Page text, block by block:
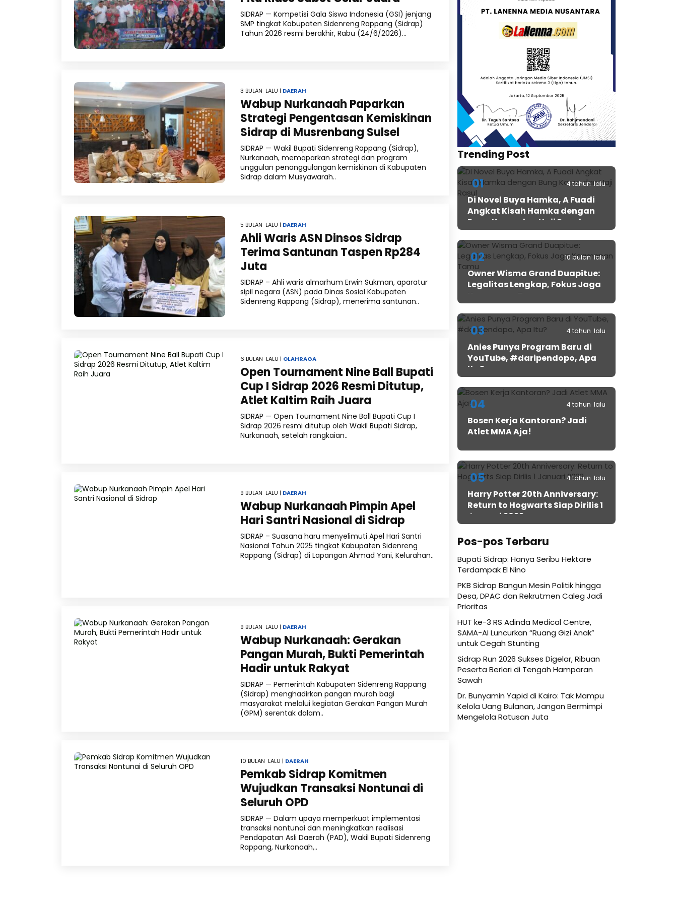
SIDRAP — Kompetisi Gala Siswa Indonesia (GSI) jenjang
SMP tingkat Kabupaten Sidenreng Rappang (Sidrap)
Tahun 2026 resmi berakhir, Rabu (24/6/2026)...
3 BULAN LALU | DAERAH
Wabup Nurkanaah Paparkan
Strategi Pengentasan Kemiskinan
Sidrap di Musrenbang Sulsel
SIDRAP — Wakil Bupati Sidenreng Rappang (Sidrap),
Nurkanaah, memaparkan strategi dan program
unggulan penanggulangan kemiskinan di Kabupaten
Sidrap dalam Musyawarah..
5 BULAN LALU | DAERAH
Ahli Waris ASN Dinsos Sidrap
Terima Santunan Taspen Rp284
Juta
SIDRAP – Ahli waris almarhum Erwin Sukman, aparatur
sipil negara (ASN) pada Dinas Sosial Kabupaten
Sidenreng Rappang (Sidrap), menerima santunan..
6 BULAN LALU | OLAHRAGA
Open Tournament Nine Ball Bupati
Cup I Sidrap 2026 Resmi Ditutup,
Atlet Kaltim Raih Juara
SIDRAP — Open Tournament Nine Ball Bupati Cup I
Sidrap 2026 resmi ditutup oleh Wakil Bupati Sidrap,
Nurkanaah, setelah rangkaian..
9 BULAN LALU | DAERAH
Wabup Nurkanaah Pimpin Apel
Hari Santri Nasional di Sidrap
SIDRAP – Suasana haru menyelimuti Apel Hari Santri
Nasional Tahun 2025 tingkat Kabupaten Sidenreng
Rappang (Sidrap) di Lapangan Ahmad Yani, Kelurahan..
9 BULAN LALU | DAERAH
Wabup Nurkanaah: Gerakan
Pangan Murah, Bukti Pemerintah
Hadir untuk Rakyat
SIDRAP — Pemerintah Kabupaten Sidenreng Rappang
(Sidrap) menghadirkan pangan murah bagi
masyarakat melalui kegiatan Gerakan Pangan Murah
(GPM) serentak dalam..
10 BULAN LALU | DAERAH
Pemkab Sidrap Komitmen
Wujudkan Transaksi Nontunai di
Seluruh OPD
SIDRAP — Dalam upaya memperkuat implementasi
transaksi nontunai dan meningkatkan realisasi
Pendapatan Asli Daerah (PAD), Wakil Bupati Sidenreng
Rappang, Nurkanaah,..
Trending Post
01 4 tahun lalu
Di Novel Buya Hamka, A Fuadi
Angkat Kisah Hamka dengan
Bung Karno dan Haji Rasul
02 10 bulan lalu
Owner Wisma Grand Duapitue:
Legalitas Lengkap, Fokus Jaga
Keamanan Tamu
03 4 tahun lalu
Anies Punya Program Baru di
YouTube, #daripendopo, Apa
Itu?
04 4 tahun lalu
Bosen Kerja Kantoran? Jadi
Atlet MMA Aja!
05 4 tahun lalu
Harry Potter 20th Anniversary:
Return to Hogwarts Siap Dirilis 1
Januari 2022
Pos-pos Terbaru
Bupati Sidrap: Hanya Seribu Hektare
Terdampak El Nino
PKB Sidrap Bangun Mesin Politik hingga
Desa, DPAC dan Rekrutmen Caleg Jadi
Prioritas
HUT ke-3 RS Adinda Medical Centre,
SAMA-AI Luncurkan “Ruang Gizi Anak”
untuk Cegah Stunting
Sidrap Run 2026 Sukses Digelar, Ribuan
Peserta Berlari di Tengah Hamparan
Sawah
Dr. Bunyamin Yapid di Kairo: Tak Mampu
Kelola Uang Bulanan, Jangan Bermimpi
Mengelola Ratusan Juta